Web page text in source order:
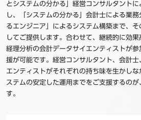
とシステムの分かる」経営コンサルタント
し、「システムの分かる」会計士による業
るエンジニア」によるシステム構築まで、
してご提供します。合わせて、継続的に効
経理分析の会計データサイエンティストが
援が可能です。経営コンサルタント、会計
エンティストがそれぞれの持ち味を生かし
ステムの安定した運用までをご支援するの
す。